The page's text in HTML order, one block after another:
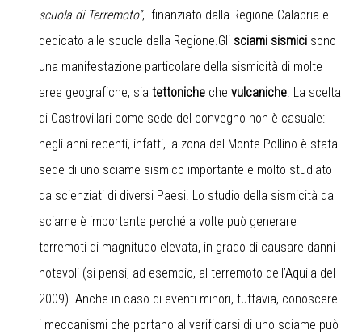
scuola di Terremoto”, finanziato dalla Regione Calabria e
dedicato alle scuole della Regione.Gli sciami sismici sono
una manifestazione particolare della sismicità di molte
aree geografiche, sia tettoniche che vulcaniche. La scelta
di Castrovillari come sede del convegno non è casuale:
negli anni recenti, infatti, la zona del Monte Pollino è stata
sede di uno sciame sismico importante e molto studiato
da scienziati di diversi Paesi. Lo studio della sismicità da
sciame è importante perché a volte può generare
terremoti di magnitudo elevata, in grado di causare danni
notevoli (si pensi, ad esempio, al terremoto dell’Aquila del
2009). Anche in caso di eventi minori, tuttavia, conoscere
i meccanismi che portano al verificarsi di uno sciame può